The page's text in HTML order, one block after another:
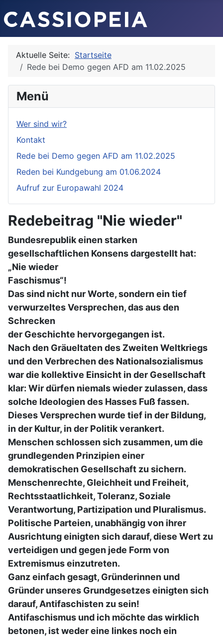
Aktuelle Seite: Startseite
Rede bei Demo gegen AFD am 11.02.2025
Menü
Wer sind wir?
Kontakt
Rede bei Demo gegen AFD am 11.02.2025
Reden bei Kundgebung am 01.06.2024
Aufruf zur Europawahl 2024
Redebeitrag "Nie wieder"
Bundesrepublik einen starken
gesellschaftlichen Konsens dargestellt hat:
„Nie wieder
Faschismus“!
Das sind nicht nur Worte, sondern ein tief
verwurzeltes Versprechen, das aus den
Schrecken
der Geschichte hervorgegangen ist.
Nach den Gräueltaten des Zweiten Weltkriegs
und den Verbrechen des Nationalsozialismus
war die kollektive Einsicht in der Gesellschaft
klar: Wir dürfen niemals wieder zulassen, dass
solche Ideologien des Hasses Fuß fassen.
Dieses Versprechen wurde tief in der Bildung,
in der Kultur, in der Politik verankert.
Menschen schlossen sich zusammen, um die
grundlegenden Prinzipien einer
demokratischen Gesellschaft zu sichern.
Menschenrechte, Gleichheit und Freiheit,
Rechtsstaatlichkeit, Toleranz, Soziale
Verantwortung, Partizipation und Pluralismus.
Politische Parteien, unabhängig von ihrer
Ausrichtung einigten sich darauf, diese Wert zu
verteidigen und gegen jede Form von
Extremismus einzutreten.
Ganz einfach gesagt, Gründerinnen und
Gründer unseres Grundgesetzes einigten sich
darauf, Antifaschisten zu sein!
Antifaschismus und ich möchte das wirklich
betonen, ist weder eine linkes noch ein